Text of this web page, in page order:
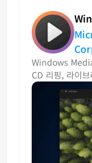
Windows
CD 리핑, 라이